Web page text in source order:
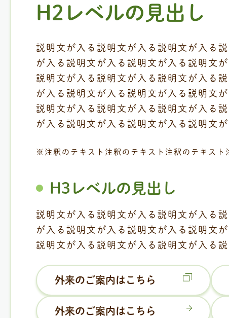
H2レベルの見出し
説明文が入る説明文が入る説明文が入る
が入る説明文が入る説明文が入る説明文
説明文が入る説明文が入る説明文が入る
が入る説明文が入る説明文が入る説明文
説明文が入る説明文が入る説明文が入る
が入る説明文が入る説明文が入る説明文
※注釈のテキスト注釈のテキスト注釈のテキスト
H3レベルの見出し
説明文が入る説明文が入る説明文が入る
が入る説明文が入る説明文が入る説明文
説明文が入る説明文が入る説明文が入る
外来のご案内はこちら
外来のご案内はこちら